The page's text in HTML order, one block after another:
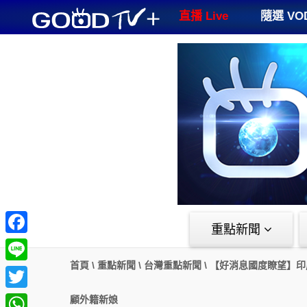
GOODTV+ 直播 Live 隨選
重點新聞
首頁 \ 重點新聞 \ 台灣重點新聞 \ 【好消息國度瞭望】
顧外籍新娘
Facebook
Line
Twitter